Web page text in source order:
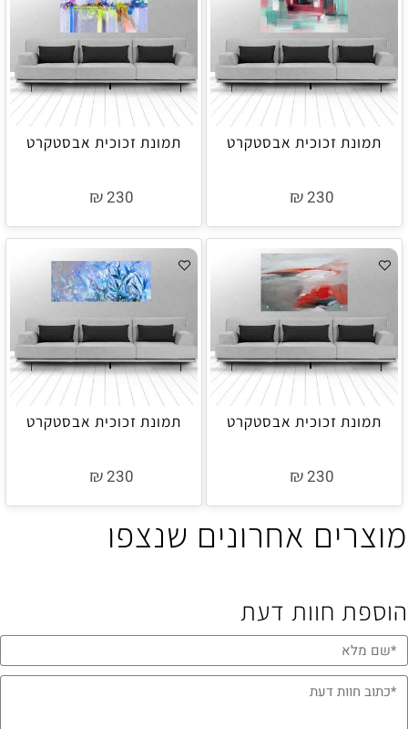
תמונת זכוכית אבסטקרט
₪ 230
תמונת זכוכית אבסטקרט
₪ 230
תמונת זכוכית אבסטקרט
₪ 230
תמונת זכוכית אבסטקרט
₪ 230
מוצרים אחרונים שנצפו
הוספת חוות דעת